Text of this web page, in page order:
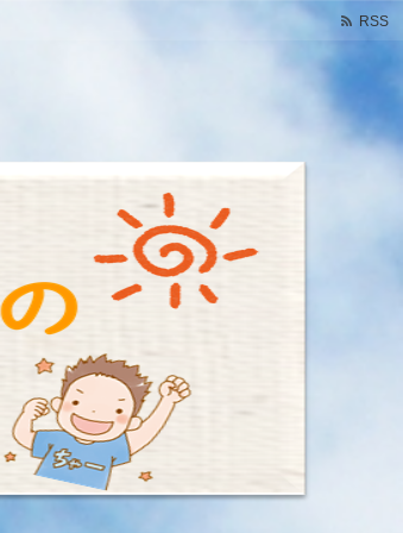
RSS